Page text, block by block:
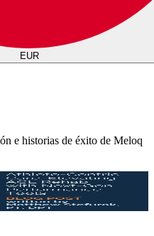
EUR
e historias de éxito de Meloq